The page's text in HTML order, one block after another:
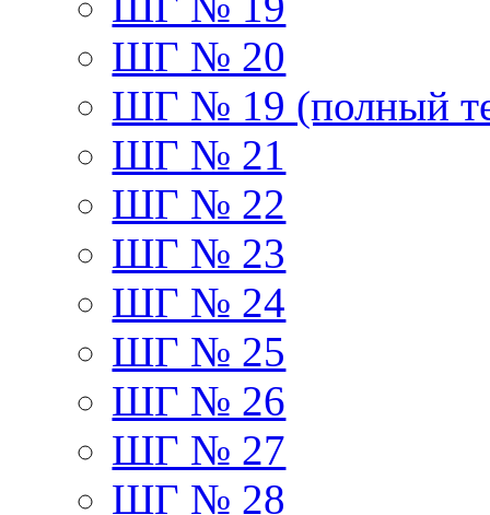
ШГ № 20
ШГ № 19 (полный
ШГ № 21
ШГ № 22
ШГ № 23
ШГ № 24
ШГ № 25
ШГ № 26
ШГ № 27
ШГ № 28